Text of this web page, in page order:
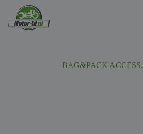
BAG&PACK ACCESS.